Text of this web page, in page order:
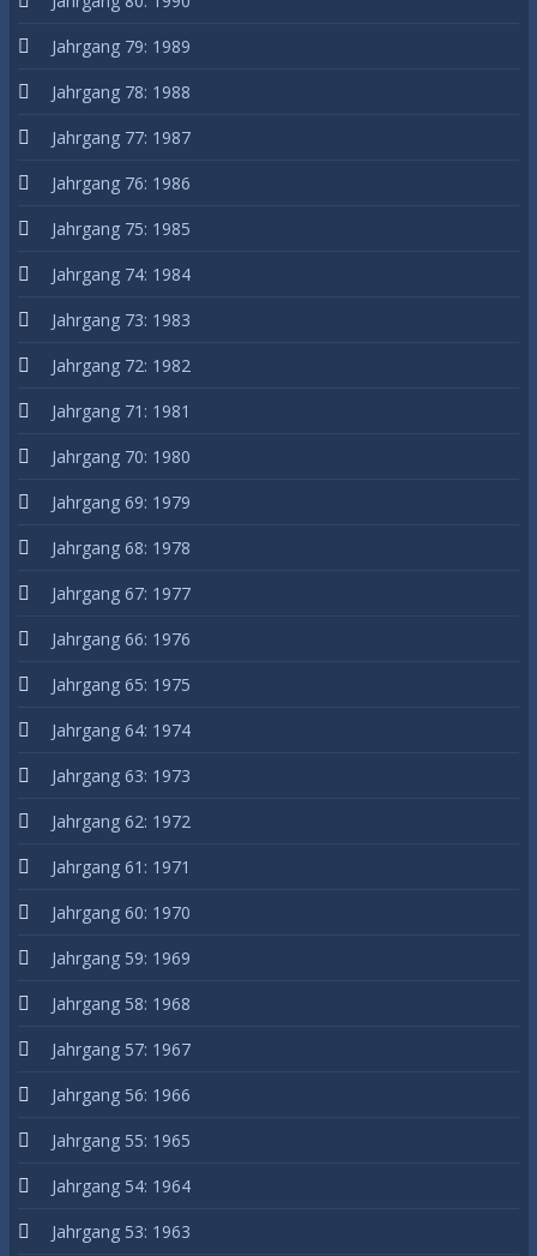
Jahrgang 79: 1989
Jahrgang 78: 1988
Jahrgang 77: 1987
Jahrgang 76: 1986
Jahrgang 75: 1985
Jahrgang 74: 1984
Jahrgang 73: 1983
Jahrgang 72: 1982
Jahrgang 71: 1981
Jahrgang 70: 1980
Jahrgang 69: 1979
Jahrgang 68: 1978
Jahrgang 67: 1977
Jahrgang 66: 1976
Jahrgang 65: 1975
Jahrgang 64: 1974
Jahrgang 63: 1973
Jahrgang 62: 1972
Jahrgang 61: 1971
Jahrgang 60: 1970
Jahrgang 59: 1969
Jahrgang 58: 1968
Jahrgang 57: 1967
Jahrgang 56: 1966
Jahrgang 55: 1965
Jahrgang 54: 1964
Jahrgang 53: 1963